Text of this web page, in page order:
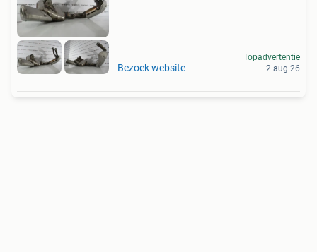
Bezoek website
Topadvertentie
2 aug 26